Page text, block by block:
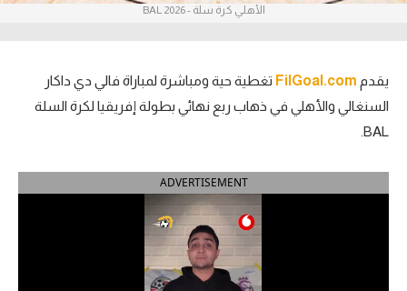
الدوري الإنجليزي الممتاز
الدوري الإسباني
الدوري السعودي للمحترفين
الأهلي كرة سلة - BAL 2026
يقدم FilGoal.com تغطية حية ومباشرة لمباراة فالي دي داكار
السنغالي والأهلي في ذهاب ربع نهائي بطولة إفريقيا لكرة السلة
BAL.
ADVERTISEMENT